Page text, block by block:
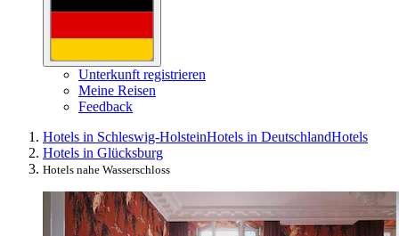
Unterkunft registrieren
Meine Reisen
Feedback
Hotels in Schleswig-HolsteinHotels in DeutschlandHotels
Hotels in Glücksburg
Hotels nahe Wasserschloss